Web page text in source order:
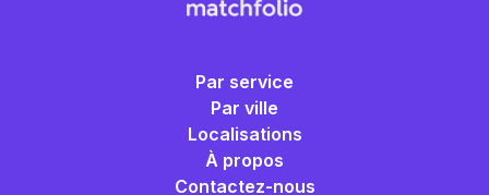
Par service
Par ville
Localisations
À propos
Contactez-nous